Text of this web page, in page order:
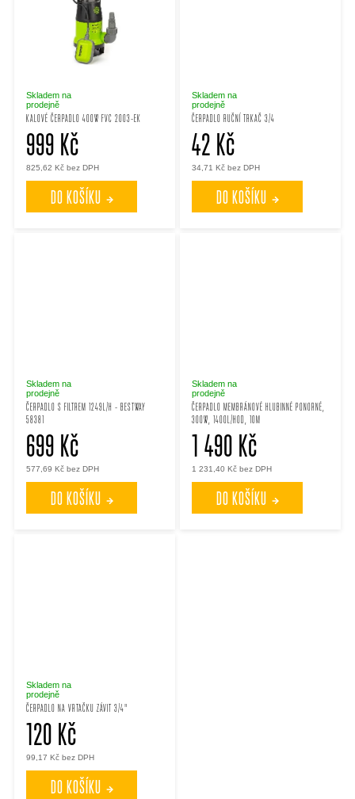
ů
KALOVÉ ČERPADLO 400W FVC 2003-EK
Skladem na
prodejně
825,62 Kč bez DPH
999 Kč
DO KOŠÍKU
ČERPADLO RUČNÍ TRKAČ 3/4
Skladem na
prodejně
34,71 Kč bez DPH
42 Kč
DO KOŠÍKU
ČERPADLO S FILTREM 1249L/H - BESTWAY
58381
Skladem na
prodejně
577,69 Kč bez DPH
699 Kč
DO KOŠÍKU
ČERPADLO MEMBRÁNOVÉ HLUBINNÉ PONORNÉ,
300W, 1400L/HOD, 10M
Skladem na
prodejně
1 231,40 Kč bez DPH
1 490 Kč
DO KOŠÍKU
ČERPADLO NA VRTAČKU ZÁVIT 3/4"
Skladem na
prodejně
99,17 Kč bez DPH
120 Kč
DO KOŠÍKU